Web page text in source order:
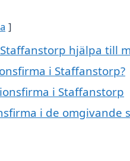
hjälpa till
i Staffanstorp?
i Staffanstorp
i de omgivande